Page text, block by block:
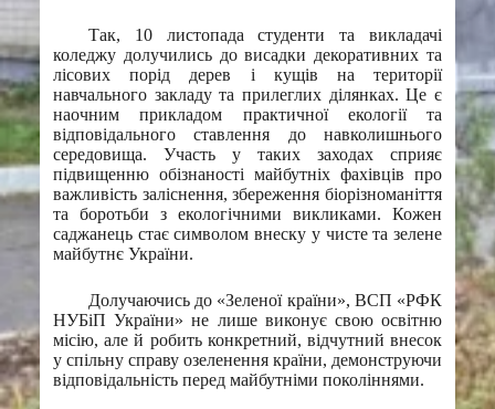
Так, 10 листопада студенти та викладачі
коледжу долучились до висадки декоративних та
лісових порід дерев і кущів на території
навчального закладу та прилеглих ділянках. Це є
наочним прикладом практичної екології та
відповідального ставлення до навколишнього
середовища. Участь у таких заходах сприяє
підвищенню обізнаності майбутніх фахівців про
важливість заліснення, збереження біорізноманіття
та боротьби з екологічними викликами. Кожен
саджанець стає символом внеску у чисте та зелене
майбутнє України.
Долучаючись до «Зеленої країни», ВСП «РФК
НУБіП України» не лише виконує свою освітню
місію, але й робить конкретний, відчутний внесок
у спільну справу озеленення країни, демонструючи
відповідальність перед майбутніми поколіннями.